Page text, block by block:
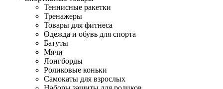
Теннисные ракетки
Тренажеры
Товары для фитнеса
Одежда и обувь для спорта
Батуты
Мячи
Лонгборды
Роликовые коньки
Самокаты для взрослых